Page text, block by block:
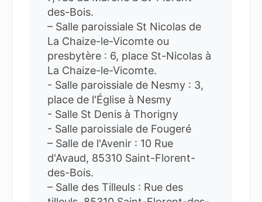
des-Bois.
– Salle paroissiale St Nicolas de
La Chaize-le-Vicomte ou
presbytère : 6, place St-Nicolas à
La Chaize-le-Vicomte.
- Salle paroissiale de Nesmy : 3,
place de l'Église à Nesmy
- Salle St Denis à Thorigny
- Salle paroissiale de Fougeré
– Salle de l'Avenir : 10 Rue
d'Avaud, 85310 Saint-Florent-
des-Bois.
– Salle des Tilleuls : Rue des